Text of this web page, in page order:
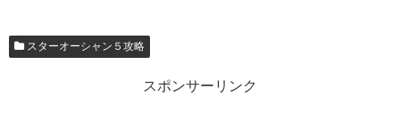
スターオーシャン５攻略
スポンサーリンク